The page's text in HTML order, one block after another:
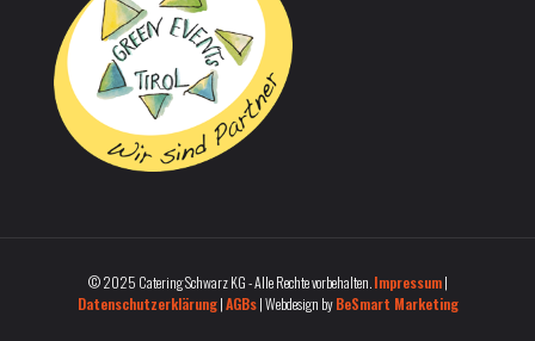
© 2025 Catering Schwarz KG - Alle Rechte vorbehalten.Impressum|
Datenschutzerklärung|AGBs| Webdesign byBeSmart Marketing